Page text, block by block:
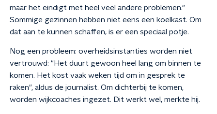
maar het eindigt met heel veel andere problemen."
Sommige gezinnen hebben niet eens een koelkast. Om
dat aan te kunnen schaffen, is er een speciaal potje.
Nog een probleem: overheidsinstanties worden niet
vertrouwd: "Het duurt gewoon heel lang om binnen te
komen. Het kost vaak weken tijd om in gesprek te
raken", aldus de journalist. Om dichterbij te komen,
worden wijkcoaches ingezet. Dit werkt wel, merkte hij.